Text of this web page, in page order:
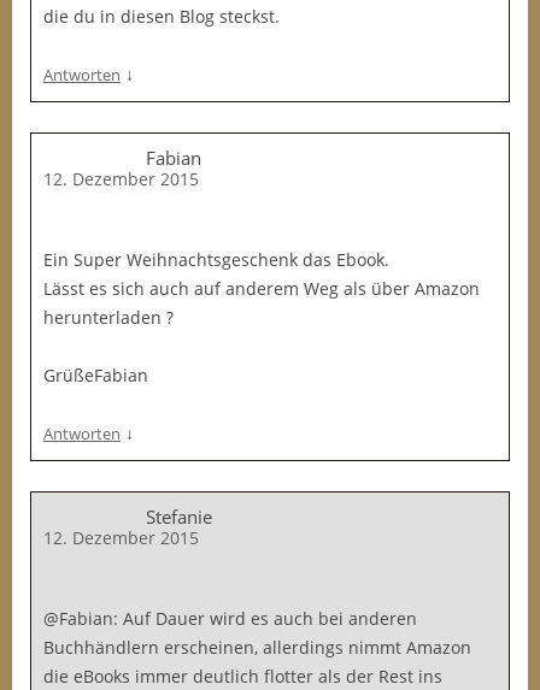
die du in diesen Blog steckst.
Antworten ↓
Fabian
12. Dezember 2015
Ein Super Weihnachtsgeschenk das Ebook.
Lässt es sich auch auf anderem Weg als über Amazon
herunterladen ?
GrüßeFabian
Antworten ↓
Stefanie
12. Dezember 2015
@Fabian: Auf Dauer wird es auch bei anderen
Buchhändlern erscheinen, allerdings nimmt Amazon
die eBooks immer deutlich flotter als der Rest ins